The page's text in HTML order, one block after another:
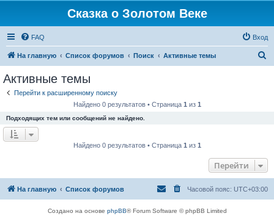
Сказка о Золотом Веке
FAQ Вход
На главную Список форумов Поиск Активные темы
Активные темы
Перейти к расширенному поиску
Найдено 0 результатов • Страница 1 из 1
Подходящих тем или сообщений не найдено.
Найдено 0 результатов • Страница 1 из 1
Перейти
На главную Список форумов Часовой пояс: UTC+03:00
Создано на основе phpBB® Forum Software © phpBB Limited